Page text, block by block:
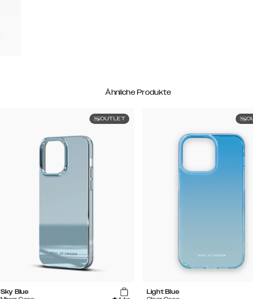
Ähnliche Produkte
OUTLET
Sky Blue
Light Blue